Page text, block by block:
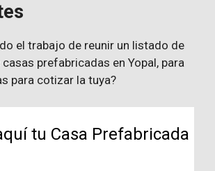
el trabajo de reunir un listado de
prefabricadas en Yopal, para
para cotizar la tuya?
tu Casa Prefabricada